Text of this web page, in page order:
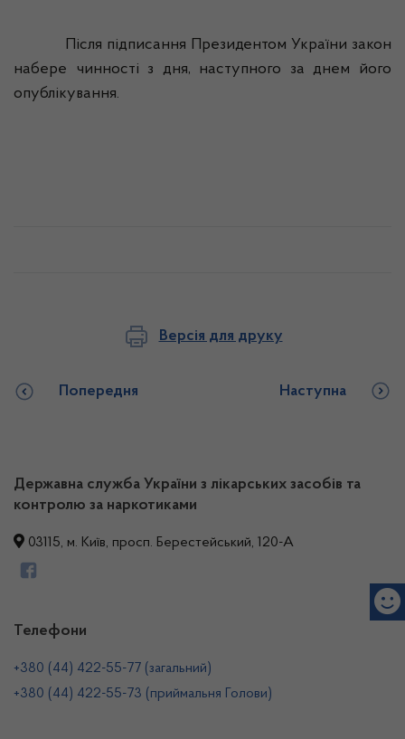
Після підписання Президентом України закон
набере
чинності з дня, наступного за днем його
опублікування.
Версія для друку
Попередня Наступна
Державна служба України з лікарських засобів та
контролю за наркотиками
03115, м. Київ, просп. Берестейський, 120-А
Телефони
+380 (44) 422-55-77 (загальний)
+380 (44) 422-55-73 (приймальня Голови)